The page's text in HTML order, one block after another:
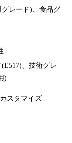
グレード)、食品グ
、技術グレ
)
スタマイズ